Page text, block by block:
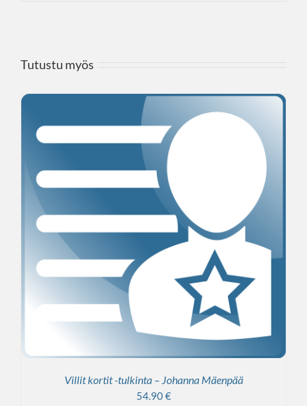
Tutustu myös
Villit kortit -tulkinta – Johanna Mäenpää
54.90€